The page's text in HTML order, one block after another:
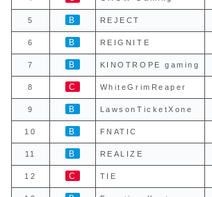
5 B REJECT
6 B REIGNITE
7 B KINOTROPE gaming
8 C WhiteGrimReaper
9 B LawsonTicketXone
10 B FNATIC
11 B REALIZE
12 C TIE